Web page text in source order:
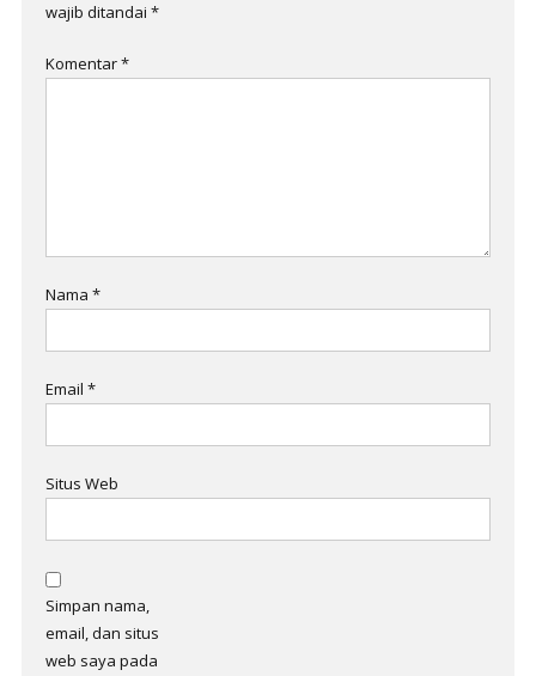
wajib ditandai *
Komentar*
Nama *
Email *
Situs Web
Simpan nama,
email, dan situs
web saya pada